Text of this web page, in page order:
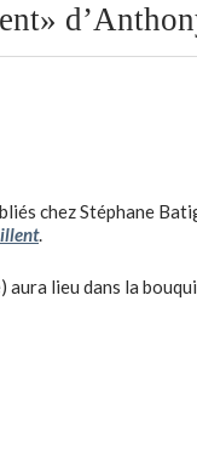
chez Stéphane
.
lieu dans la